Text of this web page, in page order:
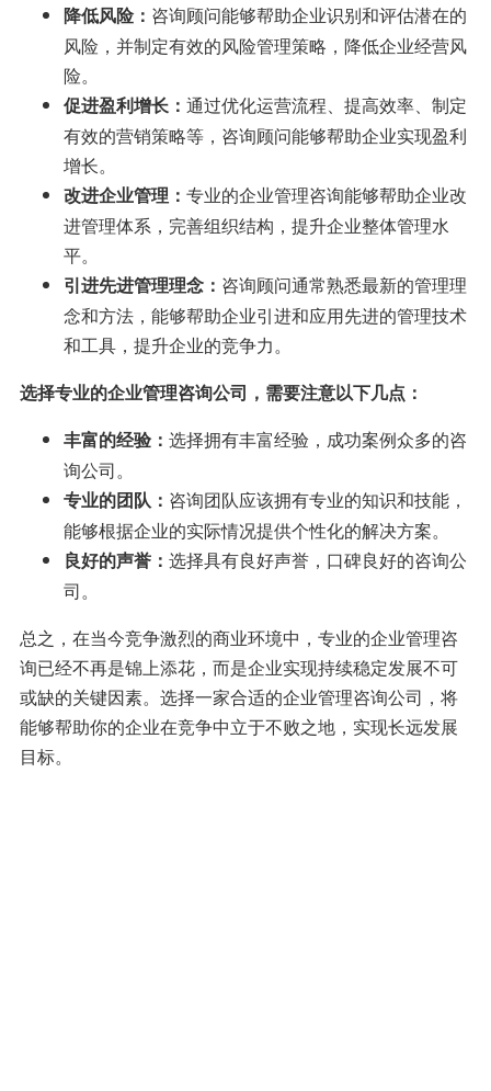
降低风险： 咨询顾问能够帮助企业识别和评估潜在的
风险，并制定有效的风险管理策略，降低企业经营风
险。
促进盈利增长： 通过优化运营流程、提高效率、制定
有效的营销策略等，咨询顾问能够帮助企业实现盈利
增长。
改进企业管理： 专业的企业管理咨询能够帮助企业改
进管理体系，完善组织结构，提升企业整体管理水
平。
引进先进管理理念： 咨询顾问通常熟悉最新的管理理
念和方法，能够帮助企业引进和应用先进的管理技术
和工具，提升企业的竞争力。
选择专业的企业管理咨询公司，需要注意以下几点：
丰富的经验： 选择拥有丰富经验，成功案例众多的咨
询公司。
专业的团队： 咨询团队应该拥有专业的知识和技能，
能够根据企业的实际情况提供个性化的解决方案。
良好的声誉： 选择具有良好声誉，口碑良好的咨询公
司。
总之，在当今竞争激烈的商业环境中，专业的企业管理咨
询已经不再是锦上添花，而是企业实现持续稳定发展不可
或缺的关键因素。选择一家合适的企业管理咨询公司，将
能够帮助你的企业在竞争中立于不败之地，实现长远发展
目标。